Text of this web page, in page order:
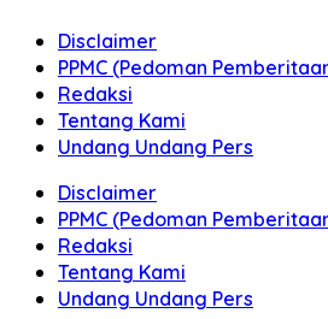
Disclaimer
PPMC (Pedoman
Redaksi
Tentang Kami
Undang Undang Pers
Disclaimer
PPMC (Pedoman
Redaksi
Tentang Kami
Undang Undang Pers